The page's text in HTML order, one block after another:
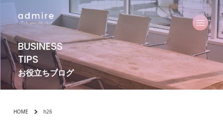
BUSINESS
TIPS
お役立ちブログ
HOME h26